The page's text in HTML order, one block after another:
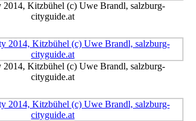
2014, Kitzbühel (c) Uwe Brandl, salzburg-
cityguide.at
2014, Kitzbühel (c) Uwe Brandl, salzburg-
cityguide.at